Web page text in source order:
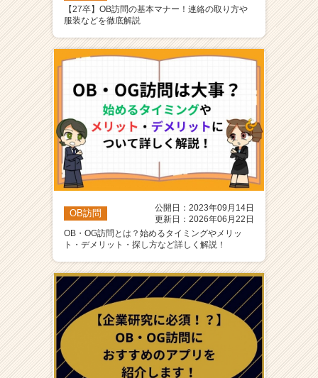
【27卒】OB訪問の基本マナー！連絡の取り方や
服装などを徹底解説
OB訪問
公開日：2023年09月14日
更新日：2026年06月22日
OB・OG訪問とは？始めるタイミングやメリッ
ト・デメリット・探し方など詳しく解説！